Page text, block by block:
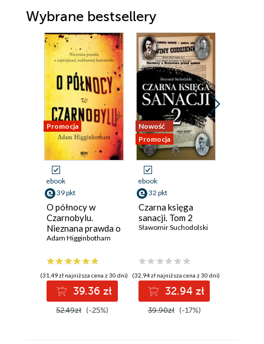
Wybrane bestsellery
Promocja
ebook
39 pkt
O północy w
Czarnobylu.
Nieznana prawda o
największej
katastrofie
Adam Higginbotham
(31,49 zł najniższa cena z 30 dni)
39.36 zł
52.49zł (-25%)
Nowość
Promocja
ebook
32 pkt
Czarna księga
sanacji. Tom 2
Sławomir Suchodolski
(32,94 zł najniższa cena z 30 dni)
32.94 zł
39.90zł (-17%)